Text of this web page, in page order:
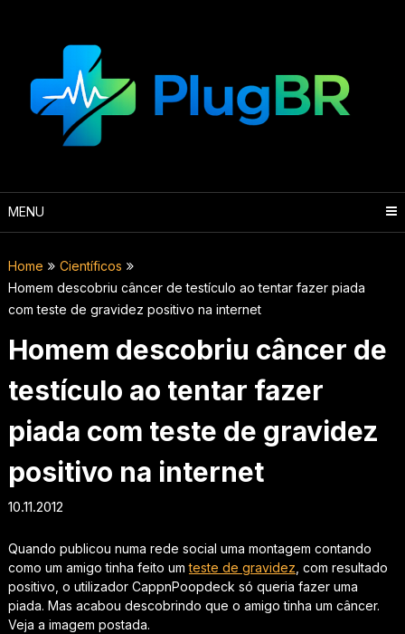
MENU
Home
Científicos
Homem descobriu câncer de testículo ao tentar fazer piada
com teste de gravidez positivo na internet
Homem descobriu câncer de
testículo ao tentar fazer
piada com teste de gravidez
positivo na internet
10.11.2012
Quando publicou numa rede social uma montagem contando
como um amigo tinha feito umteste de gravidez , com resultado
positivo, o utilizador CappnPoopdeck só queria fazer uma
piada. Mas acabou descobrindo que o amigo tinha um câncer.
Veja a imagem postada.